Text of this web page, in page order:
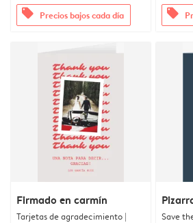
offers Precios bajos cada día offers
Firmado en carmín
Tarjetas de agradecimiento |
Save